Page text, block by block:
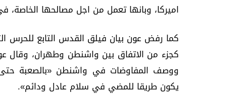
اميركا، وبانها تعمل من اجل مصالحها
كما رفض عون بيان فيلق القدس التابع للحرس
كجزء من الاتفاق بين واشنطن وطهران، وقال
ووصف المفاوضات في واشنطن «بالصعبة حتى
يكون طريقا للمضي في سلام عادل ودائم».